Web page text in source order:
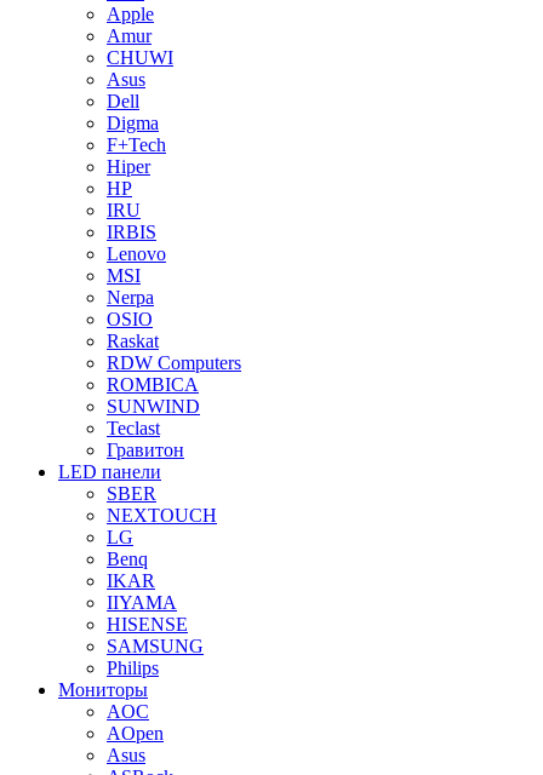
Apple
Amur
CHUWI
Asus
Dell
Digma
F+Tech
Hiper
HP
IRU
IRBIS
Lenovo
MSI
Nerpa
OSIO
Raskat
RDW Computers
ROMBICA
SUNWIND
Teclast
Гравитон
LED панели
SBER
NEXTOUCH
LG
Benq
IKAR
IIYAMA
HISENSE
SAMSUNG
Philips
Мониторы
AOC
AOpen
Asus